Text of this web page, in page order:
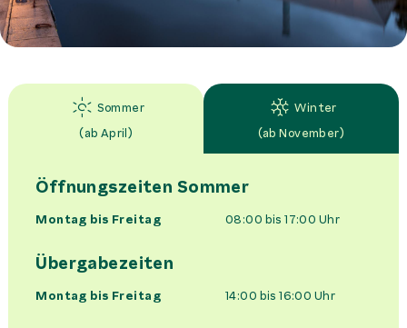
Sommer
(ab April)
Winter
(ab November)
Öffnungszeiten Sommer
Montag bis Freitag 08:00 bis 17:00 Uhr
Übergabezeiten
Montag bis Freitag 14:00 bis 16:00 Uhr